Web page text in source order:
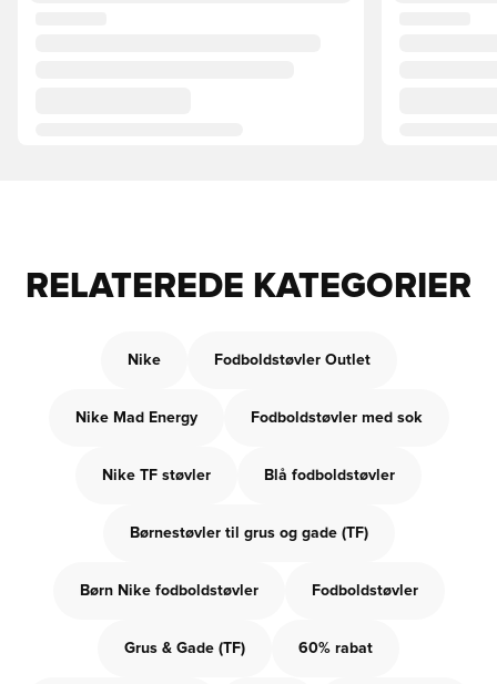
RELATEREDE KATEGORIER
Nike Fodboldstøvler Outlet
Nike Mad Energy Fodboldstøvler med sok
Nike TF støvler Blå fodboldstøvler
Børnestøvler til grus og gade (TF)
Børn Nike fodboldstøvler Fodboldstøvler
Grus & Gade (TF) 60% rabat